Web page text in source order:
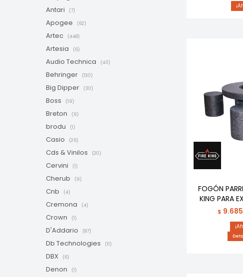
FOGÓN
KING PARA
$
Antari (7)
Apogee (62)
Artec (448)
Artesia (6)
Audio Technica (43)
Behringer (120)
Big Dipper (30)
Boss (19)
Breton (9)
brodu (1)
Casio (26)
Cds & Vinilos (20)
Cervini (1)
Cherub (9)
Cnb (4)
Cremona (4)
Crown (1)
D'Addario (87)
Db Technologies (11)
DBX (6)
Denon (1)